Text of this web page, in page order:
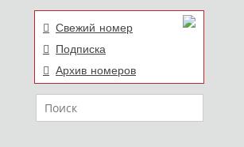
Свежий номер
Подписка
Архив номеров
Поиск